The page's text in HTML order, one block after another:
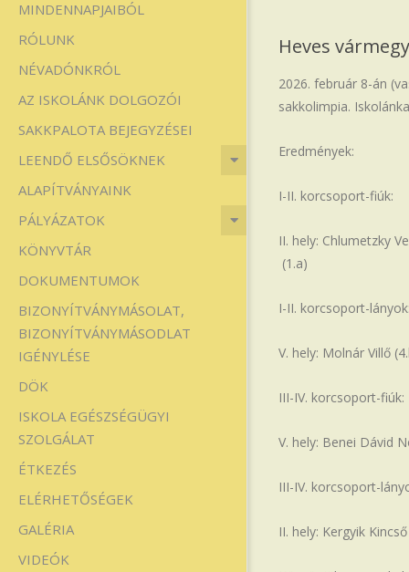
Iskola
MINDENNAPJAIBÓL
RÓLUNK
NÉVADÓNKRÓL
AZ ISKOLÁNK DOLGOZÓI
SAKKPALOTA BEJEGYZÉSEI
LEENDŐ ELSŐSÖKNEK
ALAPÍTVÁNYAINK
PÁLYÁZATOK
KÖNYVTÁR
DOKUMENTUMOK
BIZONYÍTVÁNYMÁSOLAT,
BIZONYÍTVÁNYMÁSODLAT
IGÉNYLÉSE
DÖK
ISKOLA EGÉSZSÉGÜGYI
SZOLGÁLAT
ÉTKEZÉS
ELÉRHETŐSÉGEK
GALÉRIA
VIDEÓK
Heves
2026. február 8-án
sakkolimpia.
Eredmények:
I-II. korcsoport-fiúk:
II. hely: Chlumetzky
(1.a)
I-II. korcsoport-lányok:
V. hely: Molnár Villő
III-IV. korcsoport-fiúk:
V. hely: Benei Dávid
III-IV. korcsoport-
II. hely: Kergyik